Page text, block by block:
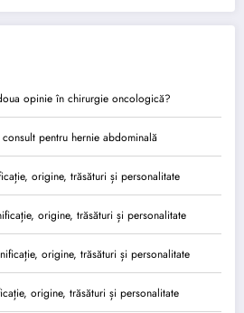
opinie în chirurgie oncologică?
pentru hernie abdominală
origine, trăsături și personalitate
origine, trăsături și personalitate
origine, trăsături și personalitate
origine, trăsături și personalitate